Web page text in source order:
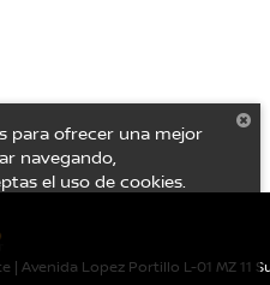
| Avenida Lopez Portillo L-01 MZ 11
para ofrecer una mejor
navegando,
el uso de cookies.